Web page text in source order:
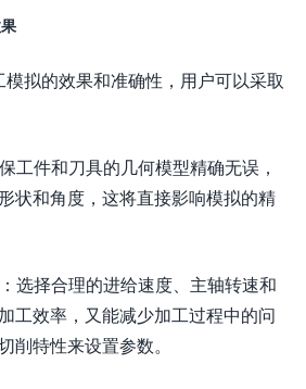
模拟的效果和准确性，用户可以采取
工件和刀具的几何模型精确无误，
状和角度，这将直接影响模拟的精
选择合理的进给速度、主轴转速和
工效率，又能减少加工过程中的问
削特性来设置参数。